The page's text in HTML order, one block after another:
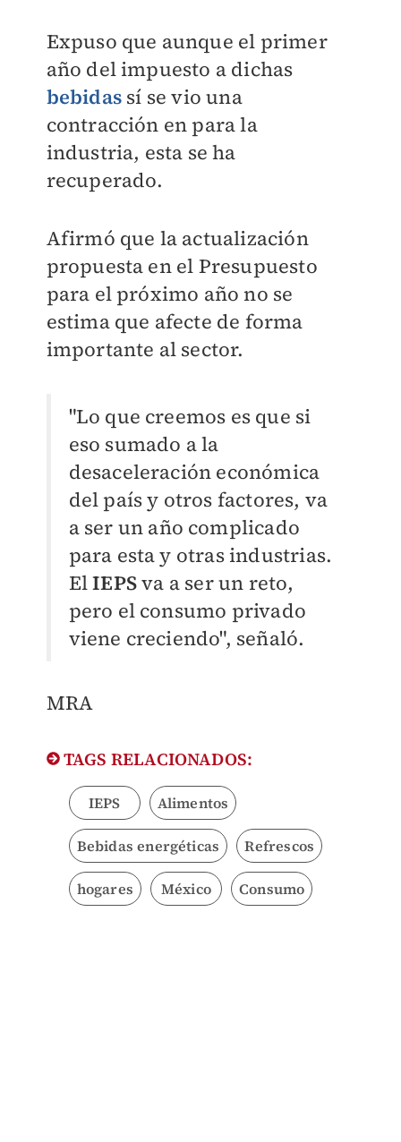
Expuso que aunque el primer
año del impuesto a dichas
bebidas sí se vio una
contracción en para la
industria, esta se ha
recuperado.
Afirmó que la actualización
propuesta en el Presupuesto
para el próximo año no se
estima que afecte de forma
importante al sector.
"Lo que creemos es que si
eso sumado a la
desaceleración económica
del país y otros factores, va
a ser un año complicado
para esta y otras industrias.
ElIEPSva a ser un reto,
pero el consumo privado
viene creciendo", señaló.
​MRA
TAGS RELACIONADOS:
IEPS Alimentos
Bebidas energéticas Refrescos
hogares México Consumo